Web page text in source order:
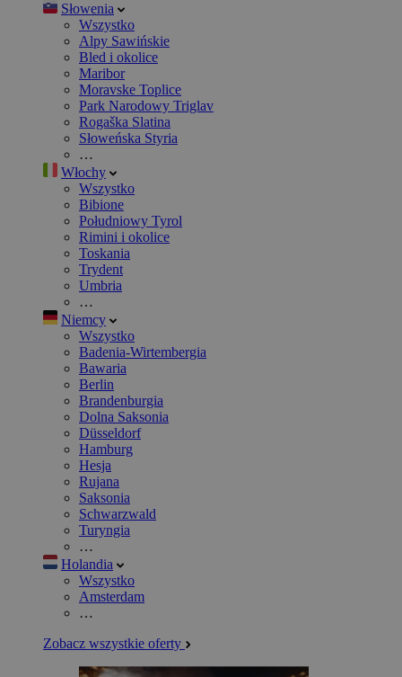
Słowenia
Wszystko
Alpy Sawińskie
Bled i okolice
Maribor
Moravske Toplice
Park Narodowy Triglav
Rogaška Slatina
Słoweńska Styria
…
Włochy
Wszystko
Bibione
Południowy Tyrol
Rimini i okolice
Toskania
Trydent
Umbria
…
Niemcy
Wszystko
Badenia-Wirtembergia
Bawaria
Berlin
Brandenburgia
Dolna Saksonia
Düsseldorf
Hamburg
Hesja
Rujana
Saksonia
Schwarzwald
Turyngia
…
Holandia
Wszystko
Amsterdam
…
Zobacz wszystkie oferty